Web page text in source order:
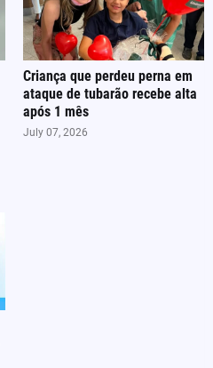
Criança que perdeu perna em
ataque de tubarão recebe alta
após 1 mês
July 07, 2026